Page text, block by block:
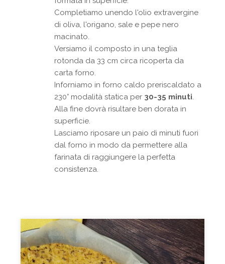
Completiamo unendo l'olio extravergine
di oliva, l'origano, sale e pepe nero
macinato.
Versiamo il composto in una teglia
rotonda da 33 cm circa ricoperta da
carta forno.
Inforniamo in forno caldo preriscaldato a
230° modalità statica per 30-35 minuti.
Alla fine dovrà risultare ben dorata in
superficie.
Lasciamo riposare un paio di minuti fuori
dal forno in modo da permettere alla
farinata di raggiungere la perfetta
consistenza.